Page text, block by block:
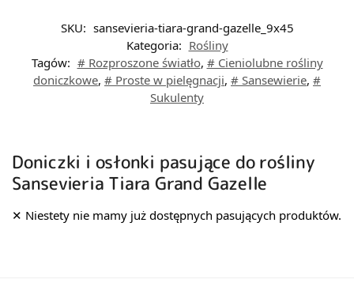
SKU: sansevieria-tiara-grand-gazelle_9x45
Kategoria: Rośliny
Tagów: # Rozproszone światło, # Cieniolubne rośliny
doniczkowe, # Proste w pielęgnacji, # Sansewierie, #
Sukulenty
Doniczki i osłonki pasujące do rośliny
Sansevieria Tiara Grand Gazelle